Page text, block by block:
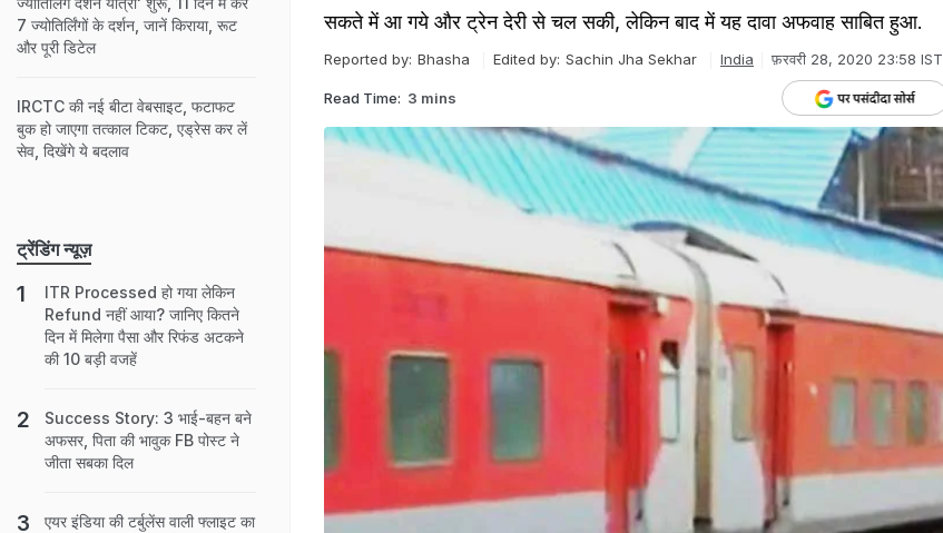
सकते में आ गये और ट्रेन देरी से चल सकी, लेकिन बाद में यह दावा अफवाह साबित हुआ.
Reported by: Bhasha Edited by: Sachin Jha Sekhar India फ़रवरी 28, 2020 23:58 IST
Read Time: 3 mins
7 ज्योतिर्लिंगों के दर्शन, जानें किराया, रूट
और पूरी डिटेल
IRCTC की नई बीटा वेबसाइट, फटाफट
बुक हो जाएगा तत्काल टिकट, एड्रेस कर लें
सेव, दिखेंगे ये बदलाव
ट्रेंडिंग न्यूज़
ITR Processed हो गया लेकिन
Refund नहीं आया? जानिए कितने
दिन में मिलेगा पैसा और रिफंड अटकने
की 10 बड़ी वजहें
Success Story: 3 भाई-बहन बने
अफसर, पिता की भावुक FB पोस्ट ने
जीता सबका द‍िल
एयर इंडिया की टर्बुलेंस वाली फ्लाइट का